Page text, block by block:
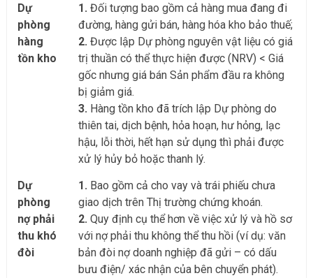
Dự
phòng
hàng
tồn kho
1. Đối tượng bao gồm cả hàng mua đang đi
đường, hàng gửi bán, hàng hóa kho bảo thuế;
2. Được lập Dự phòng nguyên vật liệu có giá
trị thuần có thể thực hiện được (NRV) < Giá
gốc nhưng giá bán Sản phẩm đầu ra không
bị giảm giá.
3. Hàng tồn kho đã trích lập Dự phòng do
thiên tai, dịch bệnh, hỏa hoạn, hư hỏng, lạc
hậu, lỗi thời, hết hạn sử dụng thì phải được
xử lý hủy bỏ hoặc thanh lý.
Dự
phòng
nợ phải
thu khó
đòi
1. Bao gồm cả cho vay và trái phiếu chưa
giao dịch trên Thị trường chứng khoán.
2. Quy định cụ thể hơn về việc xử lý và hồ sơ
với nợ phải thu không thể thu hồi (ví dụ: văn
bản đòi nợ doanh nghiệp đã gửi – có dấu
bưu điện/ xác nhận của bên chuyển phát).